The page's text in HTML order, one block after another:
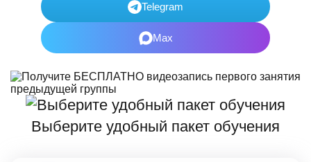
Telegram
Max
Выберите удобный пакет обучения